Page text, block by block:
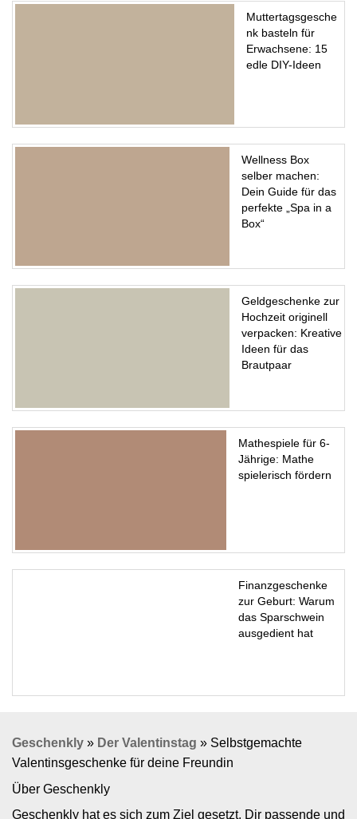
Muttertagsgesche
nk basteln für
Erwachsene: 15
edle DIY-Ideen
Wellness Box
selber machen:
Dein Guide für das
perfekte „Spa in a
Box“
Geldgeschenke zur
Hochzeit originell
verpacken: Kreative
Ideen für das
Brautpaar
Mathespiele für 6-
Jährige: Mathe
spielerisch fördern
Finanzgeschenke
zur Geburt: Warum
das Sparschwein
ausgedient hat
Geschenkly » Der Valentinstag » Selbstgemachte
Valentinsgeschenke für deine Freundin
Über Geschenkly
Geschenkly hat es sich zum Ziel gesetzt, Dir passende und